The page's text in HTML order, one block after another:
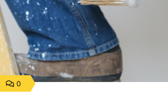
0